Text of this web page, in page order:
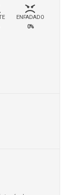
ENFADADO
0%